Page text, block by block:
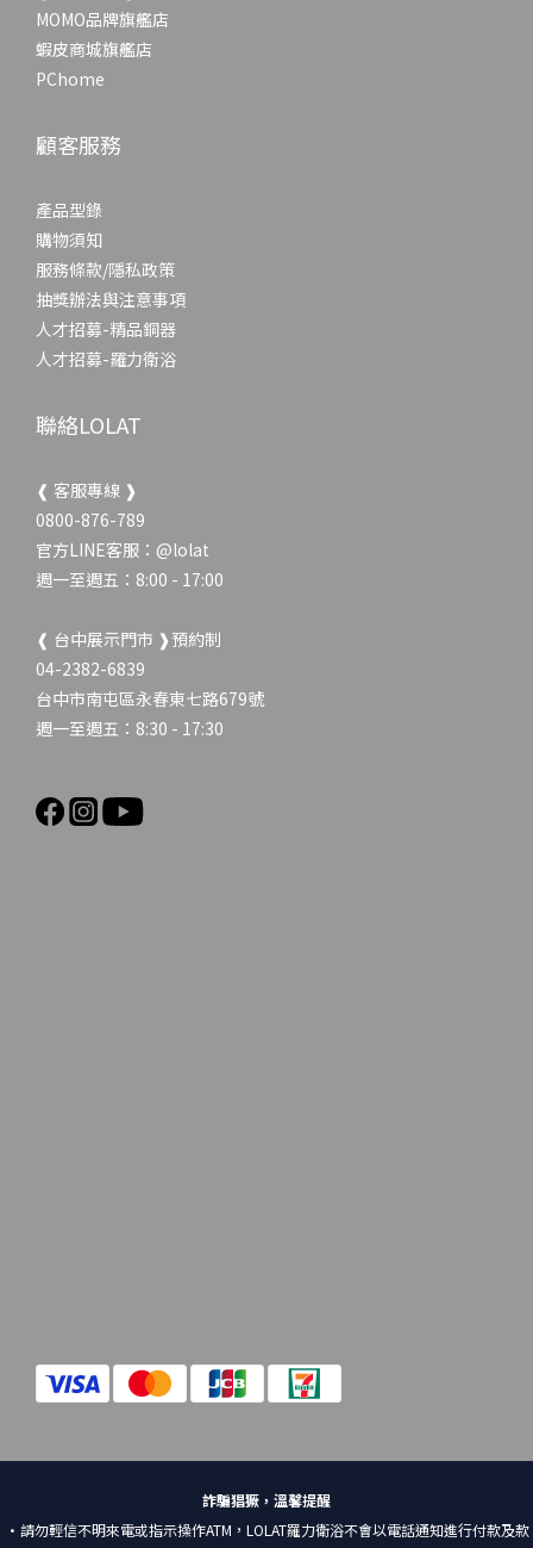
MOMO品牌旗艦店
蝦皮商城旗艦店
PChome
顧客服務
產品型錄
購物須知
服務條款/隱私政策
抽獎辦法與注意事項
人才招募-精品銅器
人才招募-羅力衛浴
聯絡LOLAT
❰ 客服專線 ❱
0800-876-789
官方LINE客服： @lolat
週一至週五：8:00 - 17:00
❰ 台中展示門市 ❱預約制
04-2382-6839
台中市南屯區永春東七路679號
週一至週五：8:30 - 17:30
詐騙猖獗，溫馨提醒
•請勿輕信不明來電或指示操作ATM，LOLAT羅力衛浴不會以電話通知進行付款及款